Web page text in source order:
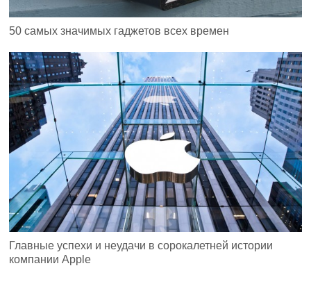
50 самых значимых гаджетов всех времен
Главные успехи и неудачи в сорокалетней истории
компании Apple